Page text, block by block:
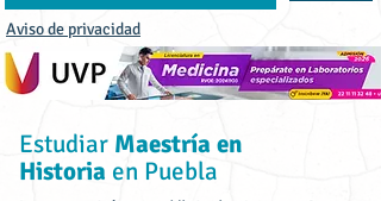
Aviso de privacidad
Estudiar Maestría en
Historia en Puebla